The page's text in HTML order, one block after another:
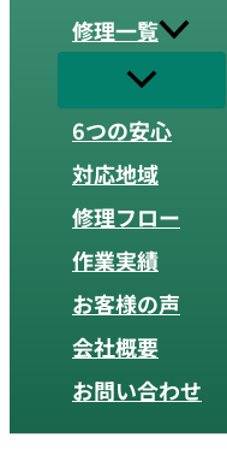
修理一覧
6つの安心
対応地域
修理フロー
作業実績
お客様の声
会社概要
お問い合わせ